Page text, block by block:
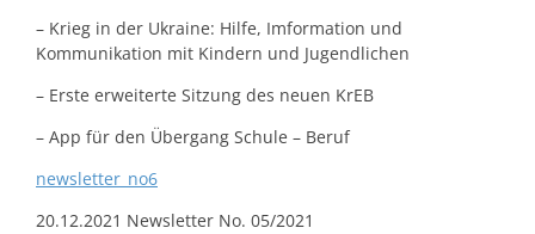
– Krieg in der Ukraine: Hilfe, Imformation und
Kommunikation mit Kindern und Jugendlichen
– Erste erweiterte Sitzung des neuen KrEB
– App für den Übergang Schule – Beruf
newsletter_no6
20.12.2021 Newsletter No. 05/2021